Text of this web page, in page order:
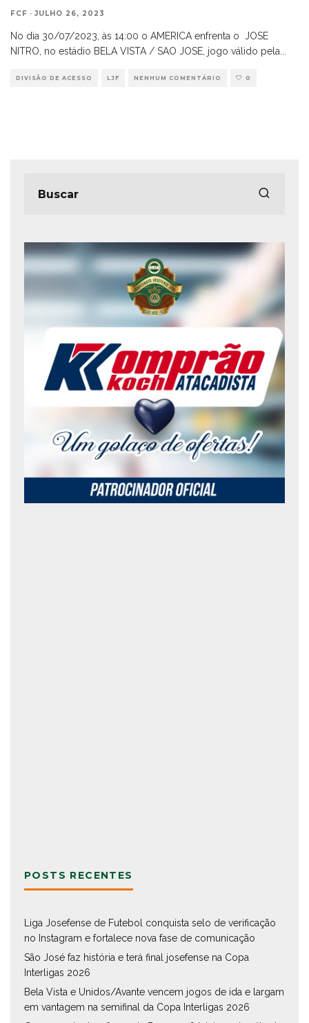
FCF · JULHO 26, 2023
No dia 30/07/2023, às 14:00 o AMERICA enfrenta o JOSE
NITRO, no estádio BELA VISTA / SAO JOSE, jogo válido pela...
DIVISÃO DE ACESSO LJF NENHUM COMENTÁRIO 0
POSTS RECENTES
Liga Josefense de Futebol conquista selo de verificação
no Instagram e fortalece nova fase de comunicação
São José faz história e terá final josefense na Copa
Interligas 2026
Bela Vista e Unidos/Avante vencem jogos de ida e largam
em vantagem na semifinal da Copa Interligas 2026